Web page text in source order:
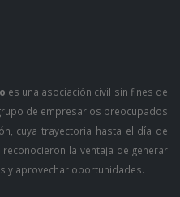
es una asociación civil sin fines de
de empresarios preocupados
cuya trayectoria hasta el día de
la ventaja de generar
y aprovechar oportunidades.